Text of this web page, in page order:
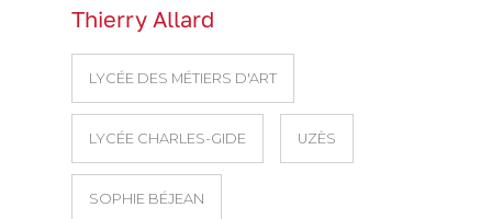
Thierry Allard
LYCÉE DES MÉTIERS D'ART
LYCÉE CHARLES-GIDE UZÈS
SOPHIE BÉJEAN